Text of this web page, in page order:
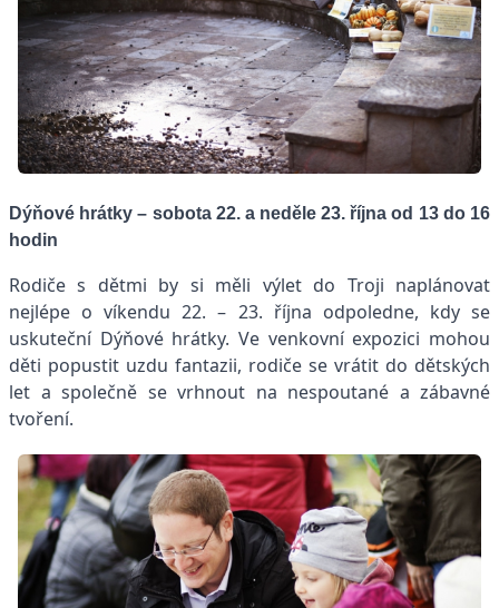
Dýňové hrátky – sobota 22. a neděle 23. října od 13 do 16
hodin
Rodiče s dětmi by si měli výlet do Troji naplánovat
nejlépe o víkendu 22. – 23. října odpoledne, kdy se
uskuteční Dýňové hrátky. Ve venkovní expozici mohou
děti popustit uzdu fantazii, rodiče se vrátit do dětských
let a společně se vrhnout na nespoutané a zábavné
tvoření.